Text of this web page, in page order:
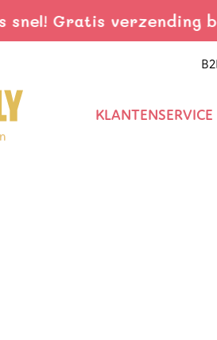
Gratis verzending bij
KLANTENSERVICE